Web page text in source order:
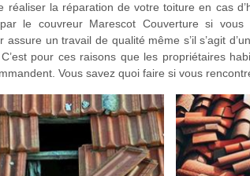
réaliser la réparation de votre toiture en cas
par le couvreur Marescot Couverture si
un travail de qualité même s’il s’agit
pour ces raisons que les propriétaires
Vous savez quoi faire si vous